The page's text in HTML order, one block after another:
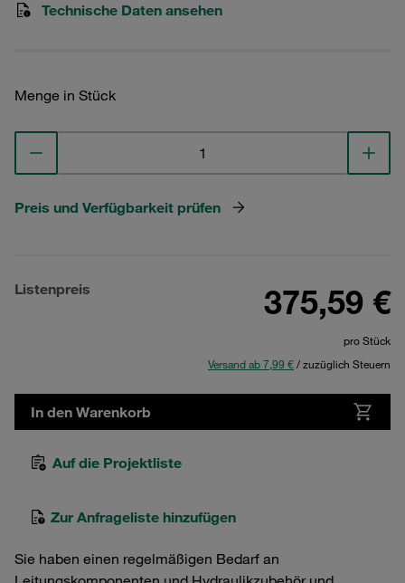
Technische Daten ansehen
Menge in Stück
Preis und Verfügbarkeit prüfen
Listenpreis 375,59 €
pro Stück
Versand ab 7,99 €/ zuzüglich Steuern
In den Warenkorb
Auf die Projektliste
Zur Anfrageliste hinzufügen
Sie haben einen regelmäßigen Bedarf an